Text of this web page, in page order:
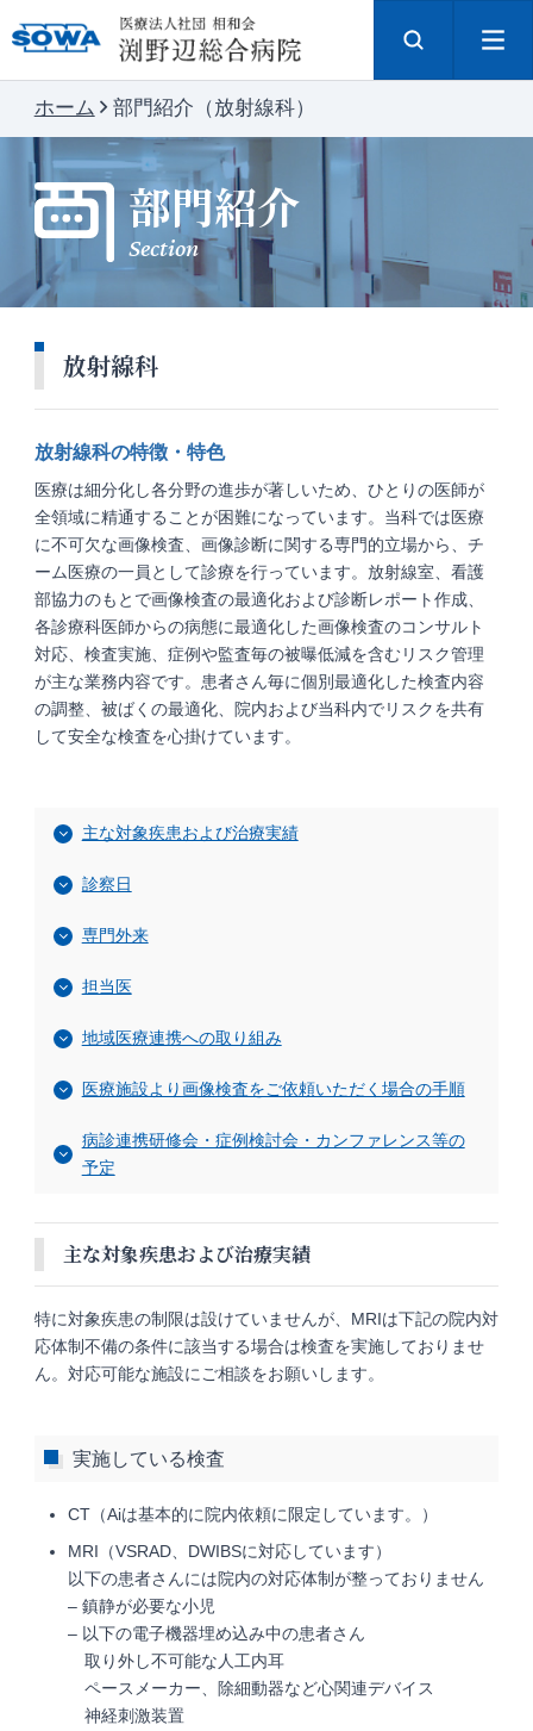
ホーム 部門紹介（放射線科）
部門紹介
Section
放射線科
放射線科の特徴・特色
医療は細分化し各分野の進歩が著しいため、ひとりの医師が
全領域に精通することが困難になっています。当科では医療
に不可欠な画像検査、画像診断に関する専門的立場から、チ
ーム医療の一員として診療を行っています。放射線室、看護
部協力のもとで画像検査の最適化および診断レポート作成、
各診療科医師からの病態に最適化した画像検査のコンサルト
対応、検査実施、症例や監査毎の被曝低減を含むリスク管理
が主な業務内容です。患者さん毎に個別最適化した検査内容
の調整、被ばくの最適化、院内および当科内でリスクを共有
して安全な検査を心掛けています。
主な対象疾患および治療実績
診察日
専門外来
担当医
地域医療連携への取り組み
医療施設より画像検査をご依頼いただく場合の手順
病診連携研修会・症例検討会・カンファレンス等の
予定
主な対象疾患および治療実績
特に対象疾患の制限は設けていませんが、MRIは下記の院内対
応体制不備の条件に該当する場合は検査を実施しておりませ
ん。対応可能な施設にご相談をお願いします。
実施している検査
CT（Aiは基本的に院内依頼に限定しています。）
MRI（VSRAD、DWIBSに対応しています）
以下の患者さんには院内の対応体制が整っておりません
– 鎮静が必要な小児
– 以下の電子機器埋め込み中の患者さん
取り外し不可能な人工内耳
ペースメーカー、除細動器など心関連デバイス
神経刺激装置